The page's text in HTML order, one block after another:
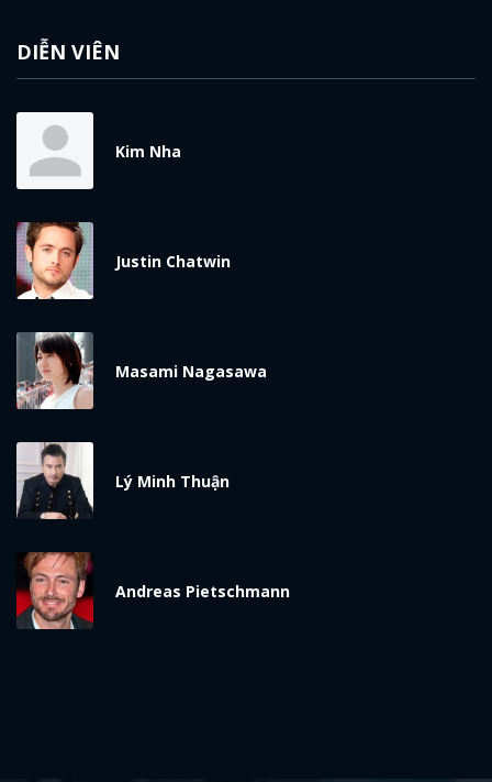
DIỄN VIÊN
Kim Nha
Justin Chatwin
Masami Nagasawa
Lý Minh Thuận
Andreas Pietschmann